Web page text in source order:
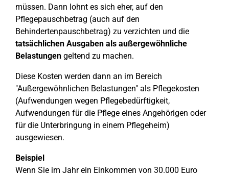
müssen. Dann lohnt es sich eher, auf den
Pflegepauschbetrag (auch auf den
Behindertenpauschbetrag) zu verzichten und die
tatsächlichen Ausgaben als außergewöhnliche
Belastungen geltend zu machen.
Diese Kosten werden dann an im Bereich
"Außergewöhnlichen Belastungen" als Pflegekosten
(Aufwendungen wegen Pflegebedürftigkeit,
Aufwendungen für die Pflege eines Angehörigen oder
für die Unterbringung in einem Pflegeheim)
ausgewiesen.
Beispiel
Wenn Sie im Jahr ein Einkommen von 30.000 Euro